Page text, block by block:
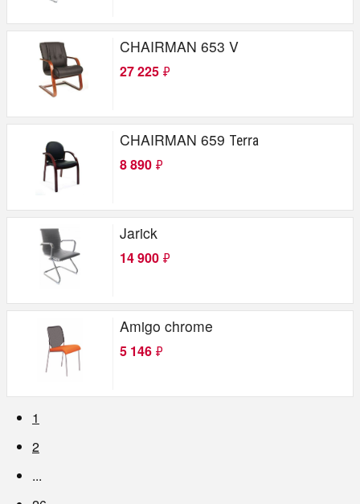
CHAIRMAN 653 V
27 225 ₽
CHAIRMAN 659 Теrrа
8 890 ₽
Jarick
14 900 ₽
Amigo chrome
5 146 ₽
1
2
...